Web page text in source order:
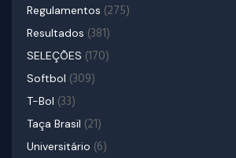
Regulamentos (275)
Resultados (381)
SELEÇÕES (170)
Softbol (309)
T-Bol (33)
Taça Brasil (21)
Universitário (6)